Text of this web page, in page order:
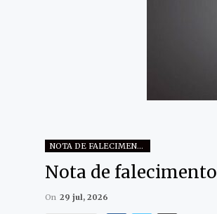
NOTA DE FALECIMENTO
Nota de falecimento
On 29 jul, 2026